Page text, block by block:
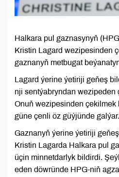
Halkara pul gaznasynyň
Kristin Lagard wezipesinden
gaznanyň metbugat
Lagard ýerine ýetiriji geňeş
nji sentýabryndan wezipeden
Onuň wezipesinden çekilmek
güne çenli öz güýjünde galýar.
Gaznanyň ýerine ýetiriji
Kristin Lagarda Halkara pul
üçin minnetdarlyk bildirdi.
eden döwründe HPG-niň